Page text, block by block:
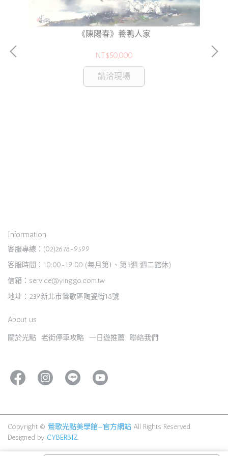
《陳陽春》養鴨人家
NT$50,000
請洽現場
Information
客服專線：(02)2678-9599
客服時間：10:00-19:00 (每月第1、第3週 週二館休)
信箱：service@yinggo.com.tw
地址：239新北市鶯歌區陶瓷街18號
About us
關於光點 老街停車攻略 一日遊推薦 聯絡我們
Copyright © 鶯歌光點美學館—官方網站 All Rights Reserved.
Designed by CYBERBIZ.